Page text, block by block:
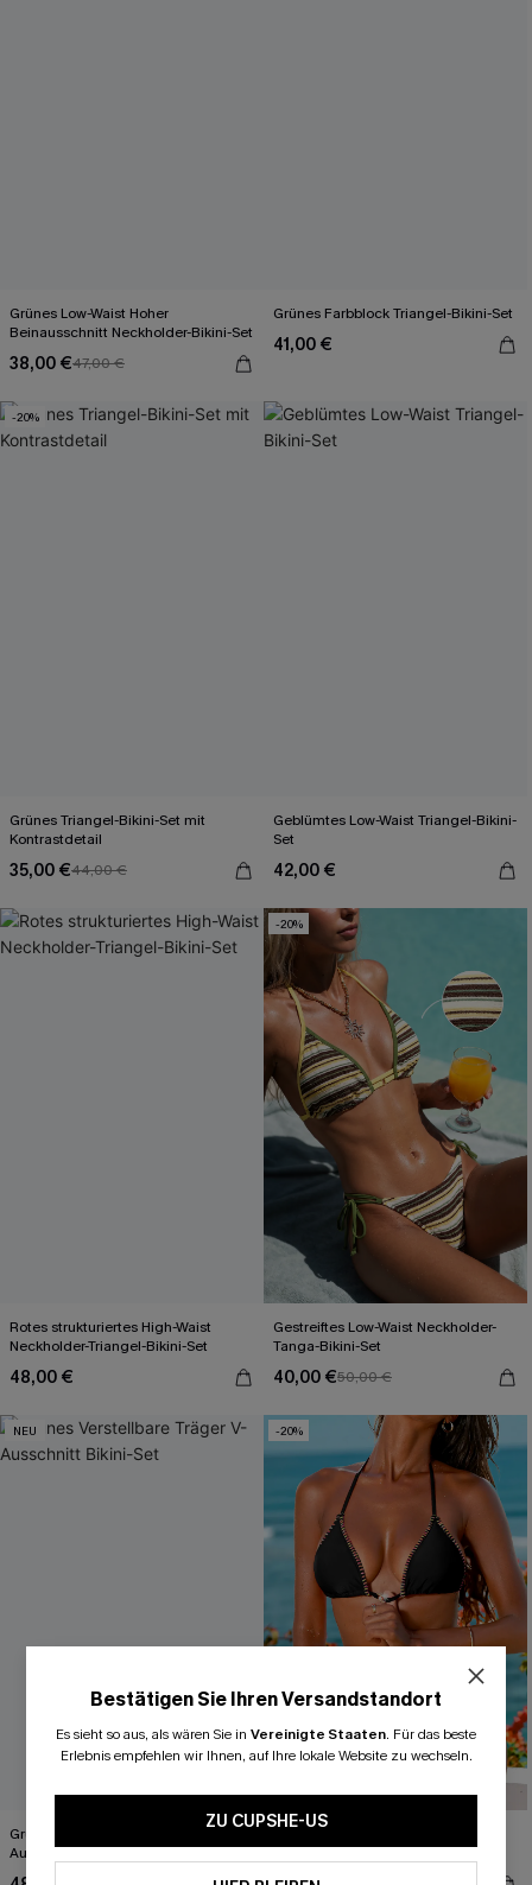
Grünes Low-Waist Hoher
Beinausschnitt Neckholder-Bikini-Set
38,00 €47,00 €
Grünes Farbblock Triangel-Bikini-Set
41,00 €
-20%
Grünes Triangel-Bikini-Set mit
Kontrastdetail
35,00 €44,00 €
Geblümtes Low-Waist Triangel-Bikini-
Set
42,00 €
Rotes strukturiertes High-Waist
Neckholder-Triangel-Bikini-Set
48,00 €
-20%
Gestreiftes Low-Waist Neckholder-
Tanga-Bikini-Set
40,00 €50,00 €
NEU
Grünes Verstellbare Träger V-
Ausschnitt Bikini-Set
-20%
Bikini-Set
Bestätigen Sie Ihren Versandstandort
Es sieht so aus, als wären Sie in Vereinigte Staaten. Für das beste
Erlebnis empfehlen wir Ihnen, auf Ihre lokale Website zu wechseln.
ZU CUPSHE-US